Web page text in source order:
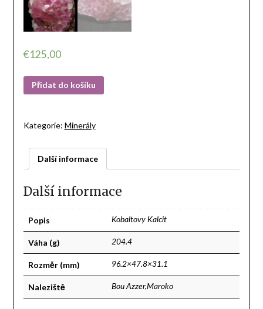
€125,00
Přidat do košíku
Kategorie: Minerály
Další informace
Další informace
Popis Kobaltovy Kalcit
Váha (g) 204.4
Rozměr (mm) 96.2×47.8×31.1
Naleziště Bou Azzer,Maroko